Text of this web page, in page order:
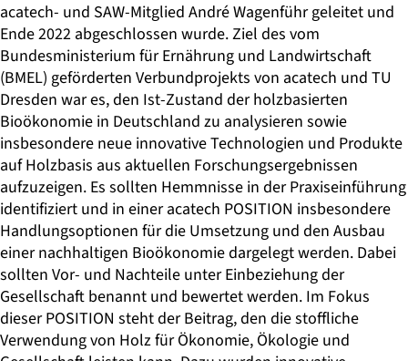
acatech- und SAW-Mitglied André Wagenführ geleitet und
Ende 2022 abgeschlossen wurde. Ziel des vom
Bundesministerium für Ernährung und Landwirtschaft
(BMEL) geförderten Verbundprojekts von acatech und TU
Dresden war es, den Ist-Zustand der holzbasierten
Bioökonomie in Deutschland zu analysieren sowie
insbesondere neue innovative Technologien und Produkte
auf Holzbasis aus aktuellen Forschungsergebnissen
aufzuzeigen. Es sollten Hemmnisse in der Praxiseinführung
identifiziert und in einer acatech POSITION insbesondere
Handlungsoptionen für die Umsetzung und den Ausbau
einer nachhaltigen Bioökonomie dargelegt werden. Dabei
sollten Vor- und Nachteile unter Einbeziehung der
Gesellschaft benannt und bewertet werden. Im Fokus
dieser POSITION steht der Beitrag, den die stoffliche
Verwendung von Holz für Ökonomie, Ökologie und